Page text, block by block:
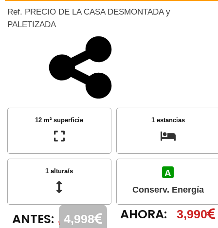
Ref. PRECIO DE LA CASA DESMONTADA y
PALETIZADA
12 m² superficie 1 estancias
1 altura/s A
Conserv. Energía
ANTES: 4,998 AHORA: 3,990